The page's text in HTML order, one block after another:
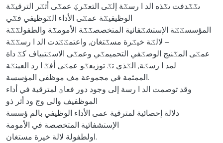
ىػػدفت ىػذه الد ا رسػة إلػى التعػرؼ عمػى أثػر الترقيػة
الوظيفيػة عمػى الأداء الػوظيفي فػي
المؤسسػػة الإستشػفائية المتخصصػػة الأمومػة والطفولػػة
لالػة خيػرة مسػتغان, واعتمػػدت الد ا رسػػة –
عمػى المػنيج الوصػفي التحميمػي وعمػى الاسػتبياف كػ داة
لمد ا رسػة, الػذي تػ توزيعػو عمػى أفػ ا رد العينػة
الممثمة في مجموعة مف موظفي المؤسسة.
وقد توصمت الد ا رسة إلى وجود دور فعاؿ لمترقية في أداء
الموظفيف والى وج ود أثر ذو
دلالة إحصائية لمترقية عمى الأداء الوظيفي بالم ؤسسة
الإستشفائية المتخصصة في الأمومة
اولطفولة لالة خيرة مستغان.